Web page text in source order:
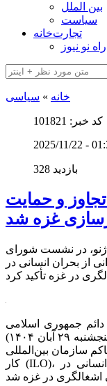
بین الملل
سیاست
تجارت‌خانه
راه نو نیوز
خانه » سیاسی
کد خبر: 101821
2025/11/22 -
328 بازدید
تجاوز و حمایت
غزه شد
ژنو، در نشست شورای
از بحران انسانی در
جمهوری اسلامی
ایران نزد سازمان ملل متحد در ژنو، امروز (پنجشنبه ۲۹ آبان ۱۴۰۴)
سازمان بین‌المللی
کار (ILO)، ضمن ابراز نگرانی شدید نسبت به بحران انسانی در